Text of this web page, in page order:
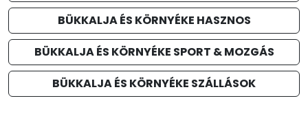
BÜKKALJA ÉS KÖRNYÉKE HASZNOS
BÜKKALJA ÉS KÖRNYÉKE SPORT & MOZGÁS
BÜKKALJA ÉS KÖRNYÉKE SZÁLLÁSOK